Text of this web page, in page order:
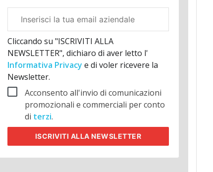
aziendale
Cliccando su "ISCRIVITI ALLA
NEWSLETTER", dichiaro di aver letto l'
Informativa Privacy e di voler ricevere la
Newsletter.
Acconsento all'invio di comunicazioni
promozionali e commerciali per conto
di terzi.
ISCRIVITI ALLA NEWSLETTER